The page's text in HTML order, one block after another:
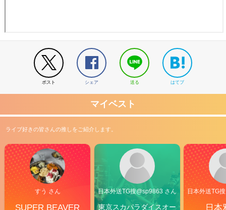
ポスト シェア 送る はてブ
マイベスト
ライブ好きの皆さんの推しをご紹介します。
すう さん
SUPER BEAVER
日本外送TG搜@sp9863 さん
東京スカパラダイスオー
日本外送TG
日本